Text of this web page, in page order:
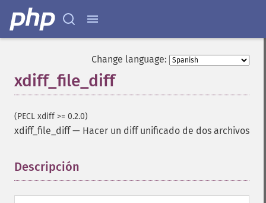
Change language:
xdiff_file_diff
(PECL xdiff >= 0.2.0)
xdiff_file_diff— Hacer un diff unificado de dos archivos
Descripción